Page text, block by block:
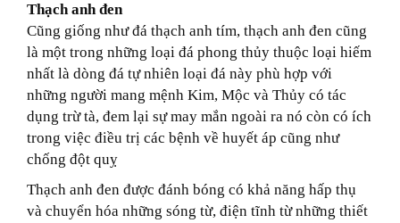
Thạch anh đen
Cũng giống như đá thạch anh tím, thạch anh đen cũng
là một trong những loại đá phong thủy thuộc loại hiếm
nhất là dòng đá tự nhiên loại đá này phù hợp với
những người mang mệnh Kim, Mộc và Thủy có tác
dụng trừ tà, đem lại sự may mắn ngoài ra nó còn có ích
trong việc điều trị các bệnh về huyết áp cũng như
chống đột quỵ
Thạch anh đen được đánh bóng có khả năng hấp thụ
và chuyển hóa những sóng từ, điện tĩnh từ những thiết